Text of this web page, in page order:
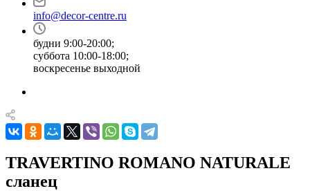
info@decor-centre.ru
будни 9:00-20:00;
суббота 10:00-18:00;
воскресенье выходной
TRAVERTINO ROMANO NATURALE
сланец